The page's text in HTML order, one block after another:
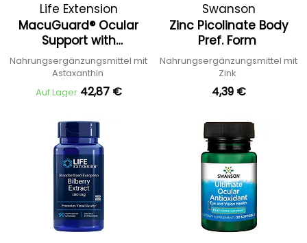
Life Extension
MacuGuard® Ocular
Support with
Astaxanthin
Nahrungsergänzungsmittel mit
Astaxanthin
Auf Lager 42,87 €
Swanson
Zinc Picolinate Body
Pref. Form
Nahrungsergänzungsmittel mit
Zink
4,39 €